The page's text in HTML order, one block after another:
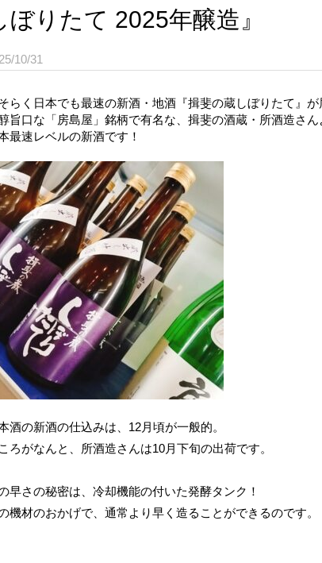
ぼりたて 2025年醸造』
10/31
らく日本でも最速の新酒・地酒『揖斐の蔵しぼりたて』
旨口な「房島屋」銘柄で有名な、揖斐の酒蔵・所酒造さん
最速レベルの新酒です！
酒の新酒の仕込みは、12月頃が一般的。
ろがなんと、所酒造さんは10月下旬の出荷です。
早さの秘密は、冷却機能の付いた発酵タンク！
機材のおかげで、通常より早く造ることができるのです。